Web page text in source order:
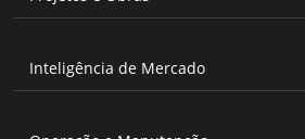
Inteligência de Mercado